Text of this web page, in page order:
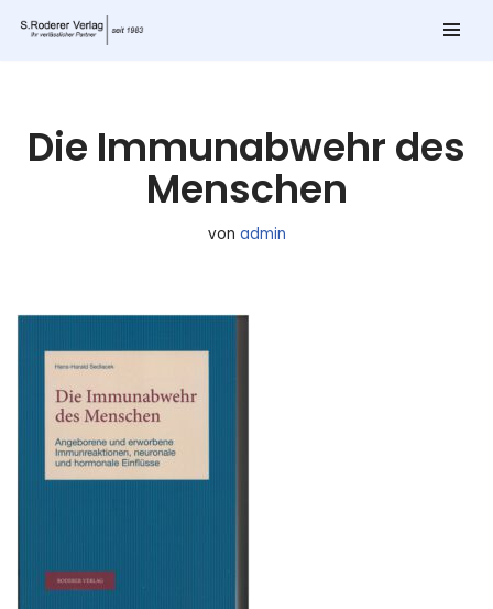
Die Immunabwehr des
Menschen
von admin